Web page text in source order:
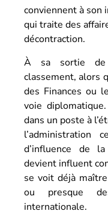
conviennent à son
qui traite des
décontraction.
À sa sortie de
classement, alors
des Finances ou
voie
dans un poste à
l’administration
d’influence de
devient influent
se voit déjà
ou presque
internationale.